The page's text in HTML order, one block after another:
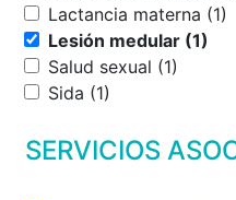
Lactancia materna (1)
Lesión medular (1)
Salud sexual (1)
Sida (1)
SERVICIOS